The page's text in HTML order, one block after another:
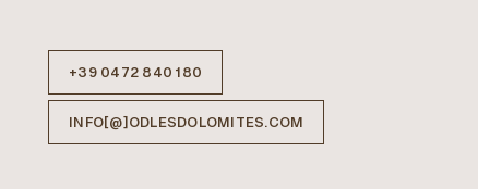
+39 0472 840 180
INFO[@]ODLESDOLOMITES.COM